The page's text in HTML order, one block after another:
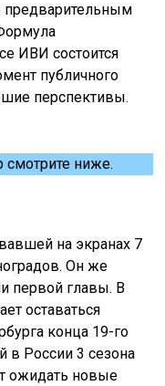
предварительным
ИВИ состоится
публичного
перспективы.
смотрите ниже.
на экранах 7
Он же
первой главы. В
оставаться
конца 19-го
в России 3 сезона
ожидать новые